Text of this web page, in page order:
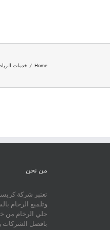
Home
/ خدمات
من نحن
تعتبر شركة
وتلميع الرخام
جلي الرخام من
بافضل الشركات